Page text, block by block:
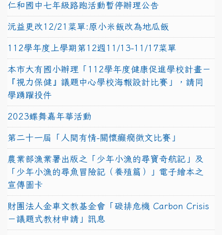
仁和國中七年級路跑活動暫停辦理公告
沅益更改12/21菜單:原小米飯改為地瓜飯
112學年度上學期第12週11/13-11/17菜單
本市大有國小辦理「112學年度健康促進學校計畫－
『視力保健』議題中心學校海報設計比賽」，請同
學踴躍投件
2023蝶舞嘉年華活動
第二十一屆「人間有情-關懷癲癇徵文比賽」
農業部漁業署出版之「少年小漁的尋寶奇航記」及
「少年小漁的尋魚冒險記（養殖篇）」電子繪本之
宣傳圖卡
財團法人金車文教基金會「碳排危機 Carbon Crisis
－議題式教材申請」訊息